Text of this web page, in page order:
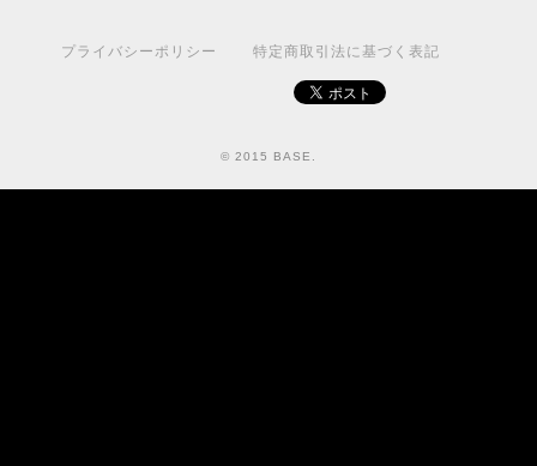
プライバシーポリシー 特定商取引法に基づく表記
© 2015 BASE.